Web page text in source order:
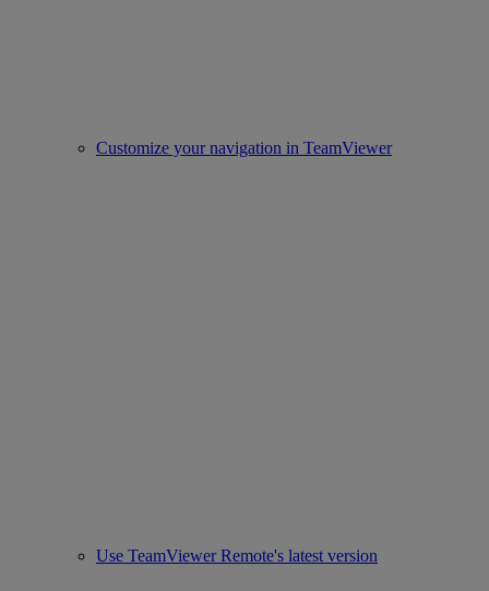
Customize your navigation in TeamViewer
Use TeamViewer Remote's latest version